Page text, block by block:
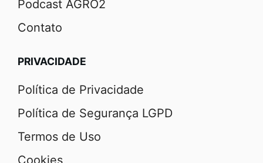
Podcast AGRO2
Contato
PRIVACIDADE
Política de Privacidade
Política de Segurança LGPD
Termos de Uso
Cookies